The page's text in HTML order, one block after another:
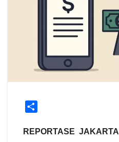
a
REPORTASE JAKARTA